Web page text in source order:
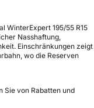
WinterExpert 195/55 R15
Nasshaftung,
Einschränkungen zeigt
wo die Reserven
Sie von Rabatten und